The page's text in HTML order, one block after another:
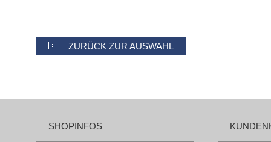
ZURÜCK ZUR AUSWAHL
SHOPINFOS